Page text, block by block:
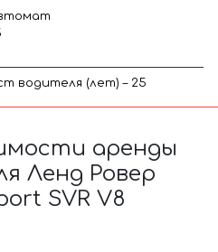
водителя (лет) – 25
аренды
Ленд Ровер
SVR V8